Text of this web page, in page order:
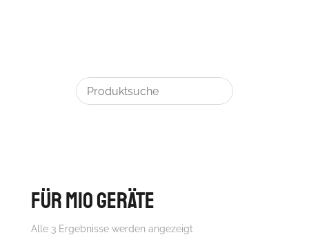
für MIO Geräte
Alle 3 Ergebnisse werden angezeigt